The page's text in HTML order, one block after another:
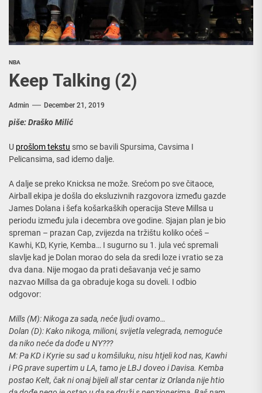
NBA
Keep Talking (2)
Admin December 21, 2019
piše: Draško Milić
U prošlom tekstu smo se bavili Spursima, Cavsima I
Pelicansima, sad idemo dalje.
A dalje se preko Knicksa ne može. Srećom po sve čitaoce,
Airball ekipa je došla do eksluzivnih razgovora između gazde
James Dolana i šefa košarkaških operacija Steve Millsa u
periodu između jula i decembra ove godine. Sjajan plan je bio
spreman – prazan Cap, zvijezda na tržištu koliko oćeš –
Kawhi, KD, Kyrie, Kemba… I sugurno su 1. jula već spremali
slavlje kad je Dolan morao do sela da sredi loze i vratio se za
dva dana. Nije mogao da prati dešavanja već je samo
nazvao Millsa da ga obraduje koga su doveli. I odbio
odgovor:
Mills (M): Nikoga za sada, neće ljudi ovamo…
Dolan (D): Kako nikoga, milioni, svijetla velegrada, nemoguće
da niko neće da dođe u NY???
M: Pa KD i Kyrie su sad u komšiluku, nisu htjeli kod nas, Kawhi
i PG prave supertim u LA, tamo je LBJ doveo i Davisa. Kemba
postao Kelt, čak ni onaj bijeli all star centar iz Orlanda nije htio